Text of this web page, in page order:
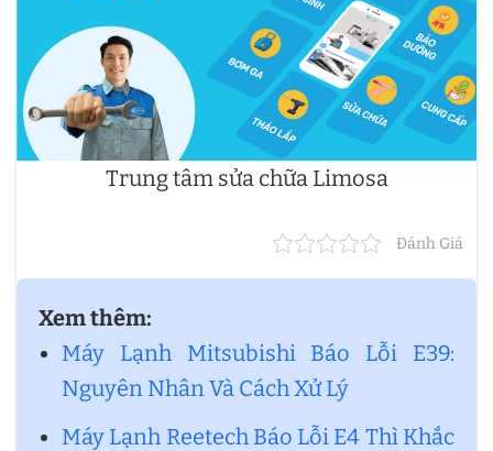
Trung tâm sửa chữa Limosa
Đánh Giá
Xem thêm:
Máy Lạnh Mitsubishi Báo Lỗi E39:
Nguyên Nhân Và Cách Xử Lý
Máy Lạnh Reetech Báo Lỗi E4 Thì Khắc